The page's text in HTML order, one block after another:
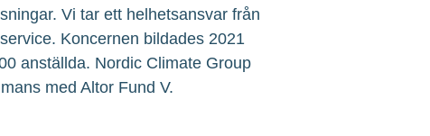
Vi tar ett helhetsansvar från
Koncernen bildades 2021
anställda. Nordic Climate Group
med Altor Fund V.